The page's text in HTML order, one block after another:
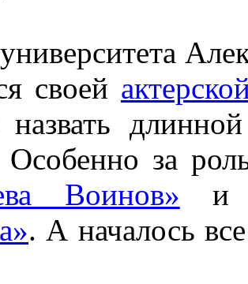
своей
назвать
Особенно за
Воинов»
. А началось